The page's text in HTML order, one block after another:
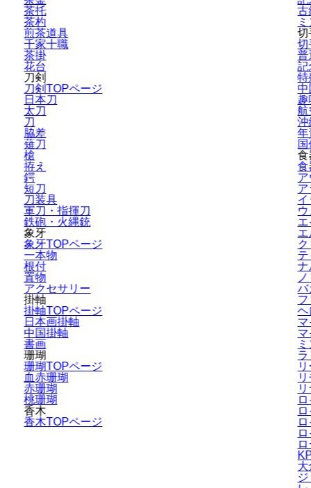
茶托
茶杓
煎茶道具
千家十職
茶掛
花台
刀剣
刀剣TOPページ
日本刀
太刀
刀
脇差
薙刀
槍
拵え
鍔
短刀
刀装具
軍刀・指揮刀
鉄砲・火縄銃
象牙
象牙TOPページ
一本物
根付
置物
アクセサリー
掛軸
掛軸TOPページ
日本画掛軸
中国掛軸
書画
珊瑚
珊瑚TOPページ
血赤珊瑚
赤珊瑚
桃珊瑚
香木
香木TOPページ
古
切
切
普
記
特
中
趣
航
沖
年
食
食
ア
ア
イ
エ
エ
テ
ナ
バ
フ
ヘ
マ
マ
大